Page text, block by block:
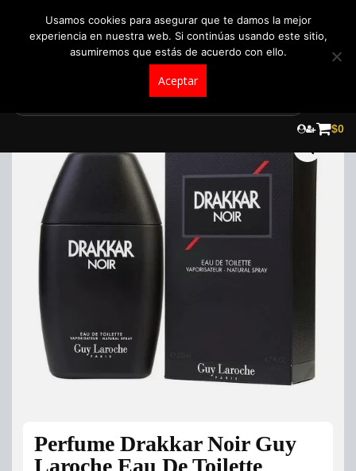
$0
Perfume Drakkar Noir Guy
Laroche Eau De Toilette
Usamos cookies para asegurar que te damos la mejor
experiencia en nuestra web. Si continúas usando este sitio,
asumiremos que estás de acuerdo con ello.
Aceptar